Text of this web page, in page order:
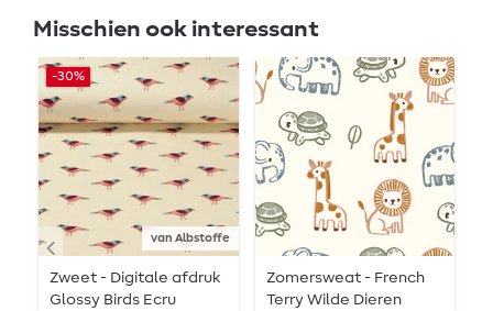
Misschien ook interessant
van Albstoffe
-30%
Zweet - Digitale afdruk
Glossy Birds Ecru
Zomersweat - French
Terry Wilde Dieren